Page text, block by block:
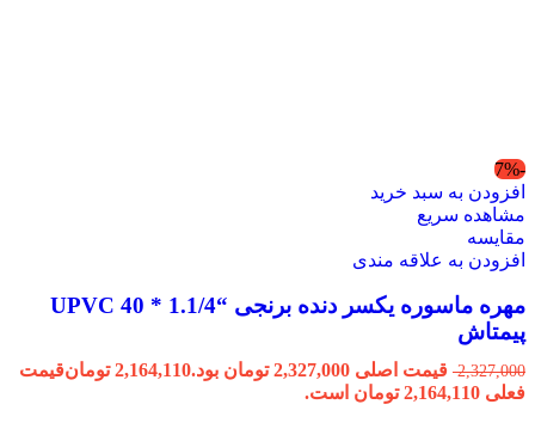
-7%
افزودن به سبد خرید
مشاهده سریع
مقایسه
افزودن به علاقه مندی
مهره ماسوره یکسر دنده برنجی “1.1/4 * 40 UPVC
پیمتاش
2,327,000 قیمت اصلی 2,327,000 تومان بود. 2,164,110 تومانقیمت
فعلی 2,164,110 تومان است.